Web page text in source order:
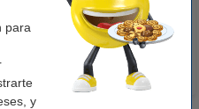
para
y
14,50 € Incl. 21% IVA